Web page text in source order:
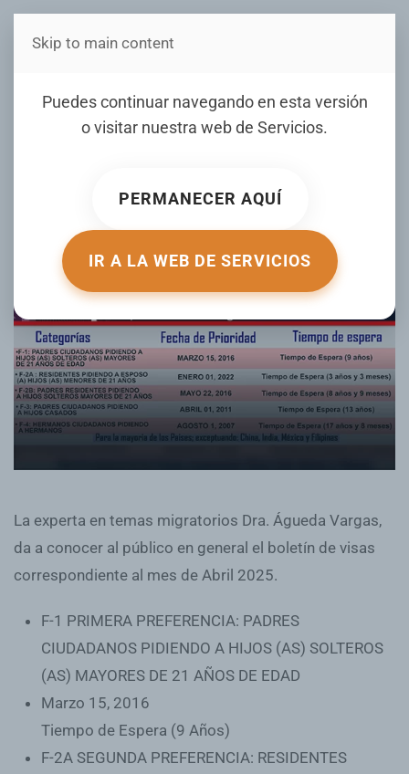
Estás en Telenord Medios
Puedes continuar navegando en esta versión
o visitar nuestra web de Servicios.
PERMANECER AQUÍ
IR A LA WEB DE SERVICIOS
Skip to main content
Boletín de visas mes de
abril 2025
La experta en temas migratorios Dra. Águeda Vargas,
da a conocer al público en general el boletín de visas
correspondiente al mes de Abril 2025.
F-1 PRIMERA PREFERENCIA: PADRES
CIUDADANOS PIDIENDO A HIJOS (AS) SOLTEROS
(AS) MAYORES DE 21 AÑOS DE EDAD
Marzo 15, 2016
Tiempo de Espera (9 Años)
F-2A SEGUNDA PREFERENCIA: RESIDENTES